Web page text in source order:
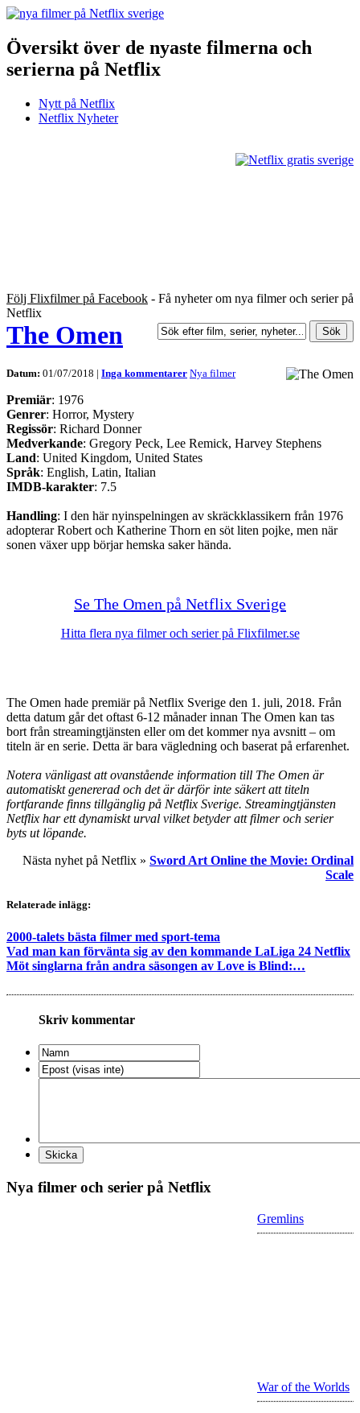
Översikt över de nyaste filmerna och
serierna på Netflix
Nytt på Netflix
Netflix Nyheter
Följ Flixfilmer på Facebook - Få nyheter om nya filmer och serier på
Netflix
The Omen
Datum: 01/07/2018 | Inga kommentarer Nya filmer
Premiär: 1976
Genrer: Horror, Mystery
Regissör: Richard Donner
Medverkande: Gregory Peck, Lee Remick, Harvey Stephens
Land: United Kingdom, United States
Språk: English, Latin, Italian
IMDB-karakter: 7.5
Handling: I den här nyinspelningen av skräckklassikern från 1976
adopterar Robert och Katherine Thorn en söt liten pojke, men när
sonen växer upp börjar hemska saker hända.
Se The Omen på Netflix Sverige
Hitta flera nya filmer och serier på Flixfilmer.se
The Omen hade premiär på Netflix Sverige den 1. juli, 2018. Från
detta datum går det oftast 6-12 månader innan The Omen kan tas
bort från streamingtjänsten eller om det kommer nya avsnitt – om
titeln är en serie. Detta är bara vägledning och baserat på erfarenhet.
Notera vänligast att ovanstående information till The Omen är
automatiskt genererad och det är därför inte säkert att titeln
fortfarande finns tillgänglig på Netflix Sverige. Streamingtjänsten
Netflix har ett dynamiskt urval vilket betyder att filmer och serier
byts ut löpande.
Nästa nyhet på Netflix » Sword Art Online the Movie: Ordinal
Scale
Relaterade inlägg:
2000-talets bästa filmer med sport-tema
Vad man kan förvänta sig av den kommande LaLiga 24 Netflix
Möt singlarna från andra säsongen av Love is Blind:…
Skriv kommentar
Nya filmer och serier på Netflix
Gremlins
War of the Worlds